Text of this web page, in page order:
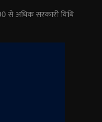
से अधिक सरकारी विधि